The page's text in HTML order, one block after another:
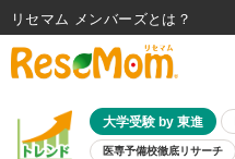
大学受験 by 東進
医専予備校徹底リサーチ
リセマム メンバーズ